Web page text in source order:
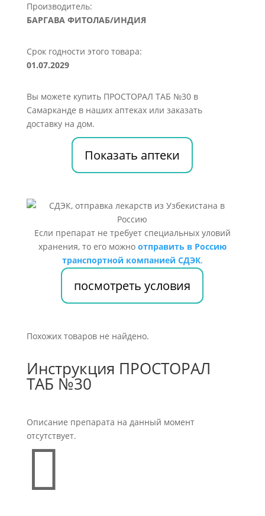
Производитель:
БАРГАВА ФИТОЛАБ/ИНДИЯ
Срок годности этого товара:
01.07.2029
Вы можете купить ПРОСТОРАЛ ТАБ №30 в
Самарканде в наших аптеках или заказать
доставку на дом.
Показать аптеки
Если препарат не требует специальных уловий
хранения, то его можно отправить в Россию
транспортной компанией СДЭК.
посмотреть условия
Похожих товаров не найдено.
Инструкция ПРОСТОРАЛ
ТАБ №30
Описание препарата на данный момент
отсутствует.
